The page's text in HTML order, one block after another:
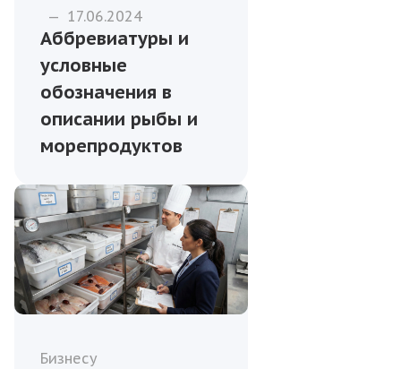
— 17.06.2024
Аббревиатуры и
условные
обозначения в
описании рыбы и
морепродуктов
Бизнесу